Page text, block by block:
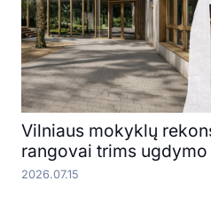
Vilniaus mokyklų
rangovai trims
2026.07.15